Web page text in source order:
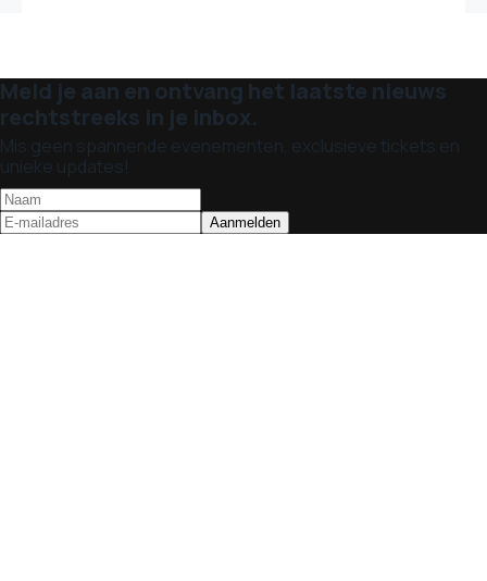
Meld je aan en ontvang het laatste nieuws
rechtstreeks in je inbox.
Mis geen spannende evenementen, exclusieve tickets en
unieke updates!